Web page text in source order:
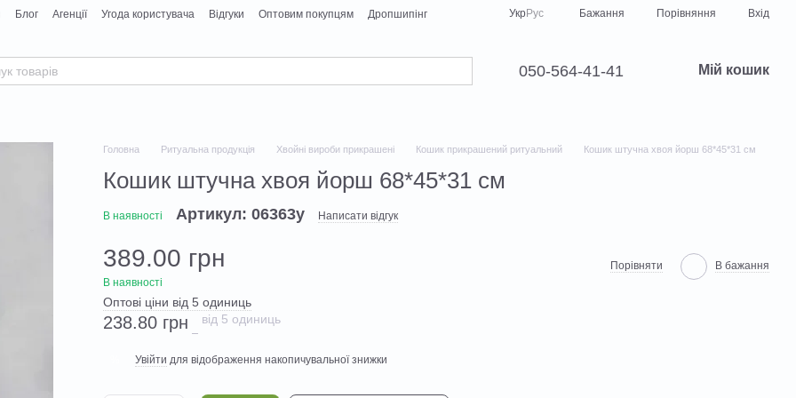
Блог Агенції Угода користувача Відгуки Оптовим покупцям
Дропшипінг
УкрРус Бажання Порівняння Вхід
050-564-41-41 Мій кошик
Головна Ритуальна продукція Хвойні вироби прикрашені Кошик прикрашений ритуальний Кошик штучна хвоя йорш 68*45*31 см
Кошик штучна хвоя йорш 68*45*31 см
В наявності Артикул: 06363у Написати відгук
389.00 грн
В наявності
Порівняти В бажання
Оптові ціни від 5 одиниць
238.80 грн від 5 одиниць
Увійти для відображення накопичувальної знижки